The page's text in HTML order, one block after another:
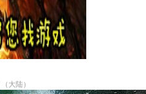
（大陆）